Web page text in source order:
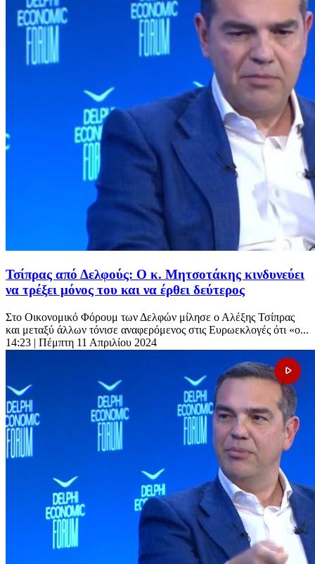
Τσίπρας από Δελφούς: Ο κ. Μητσοτάκης κινδυνεύει
να τρέξει μόνος του και να έρθει δεύτερος
Στο Οικονομικό Φόρουμ των Δελφών μίλησε ο Αλέξης Τσίπρας
και μεταξύ άλλων τόνισε αναφερόμενος στις Ευρωεκλογές ότι «ο...
14:23 | Πέμπτη 11 Απριλίου 2024